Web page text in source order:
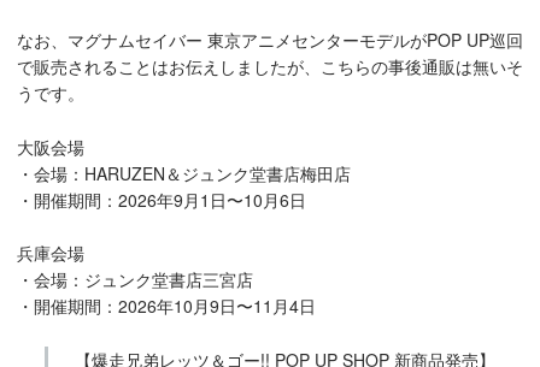
なお、マグナムセイバー 東京アニメセンターモデルがPOP UP巡回
で販売されることはお伝えしましたが、こちらの事後通販は無いそ
うです。
大阪会場
・会場：HARUZEN＆ジュンク堂書店梅田店
・開催期間：2026年9月1日〜10月6日
兵庫会場
・会場：ジュンク堂書店三宮店
・開催期間：2026年10月9日〜11月4日
【爆走兄弟レッツ＆ゴー!! POP UP SHOP 新商品発売】